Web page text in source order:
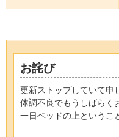
お詫び
更新ストップしていて申
体調不良でもうしばらく
一日ベッドの上という